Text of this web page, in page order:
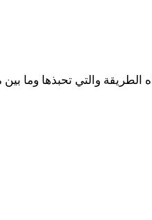
والتي تحبذها وما